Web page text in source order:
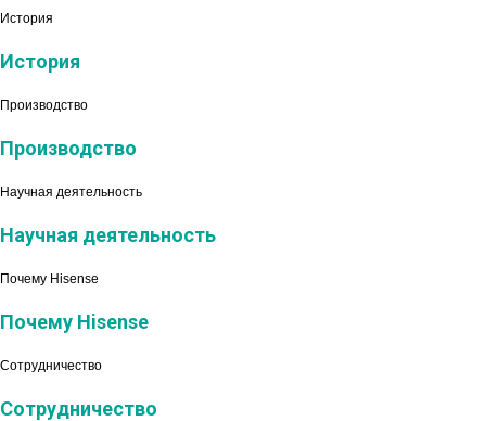
История
История
Производство
Производство
Научная деятельность
Научная деятельность
Почему Hisense
Почему Hisense
Сотрудничество
Сотрудничество